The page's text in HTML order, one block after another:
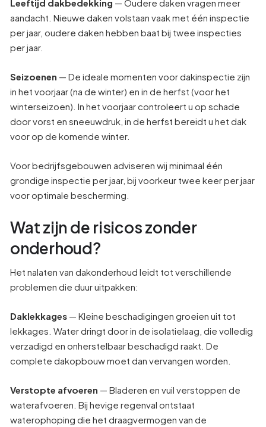
Leeftijd dakbedekking — Oudere daken vragen meer
aandacht. Nieuwe daken volstaan vaak met één inspectie
per jaar, oudere daken hebben baat bij twee inspecties
per jaar.
Seizoenen — De ideale momenten voor dakinspectie zijn
in het voorjaar (na de winter) en in de herfst (voor het
winterseizoen). In het voorjaar controleert u op schade
door vorst en sneeuwdruk, in de herfst bereidt u het dak
voor op de komende winter.
Voor bedrijfsgebouwen adviseren wij minimaal één
grondige inspectie per jaar, bij voorkeur twee keer per jaar
voor optimale bescherming.
Wat zijn de risicos zonder
onderhoud?
Het nalaten van dakonderhoud leidt tot verschillende
problemen die duur uitpakken:
Daklekkages — Kleine beschadigingen groeien uit tot
lekkages. Water dringt door in de isolatielaag, die volledig
verzadigd en onherstelbaar beschadigd raakt. De
complete dakopbouw moet dan vervangen worden.
Verstopte afvoeren — Bladeren en vuil verstoppen de
waterafvoeren. Bij hevige regenval ontstaat
waterophoping die het draagvermogen van de